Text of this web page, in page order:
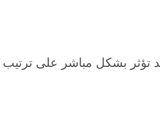
تؤثر بشكل مباشر على